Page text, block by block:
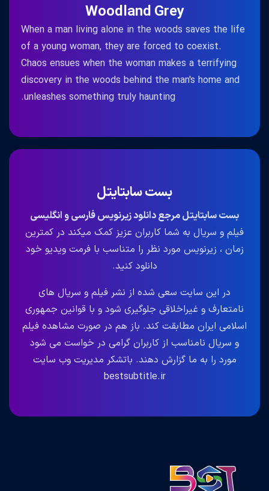
Woodland Grey
When a man living alone in the woods saves the life
of a young woman, they are forced to coexist.
Chaos ensues when the woman makes a terrifying
discovery in the woods behind the man's home and
unleashes something truly haunting.
بست سابتایتل
بست سابتایتل مرجع دانلود زیرنویس فارسی و انگلیسی
فیلم و سریال به شما کاربران عزیز کمک میکند در کمترین
زمان ، زیرنویس مورد نظر را متناسب با فرمت ویدیو خود
دانلود کنید.
در این سایت سعی شده از نشر فیلم و سریال های
نامتعارف و غیراخلاقی جلوگیری شود و با قوانین جمهوری
اسلامی ایران مطابقت کند. باز هم در صورت مشاهده فیلم
و سریال نامناسب از کاربران گرامی در خواست می شود
مورد را به ما گزارش دهند. باتشکر مدیریت وب سایت
bestsubtitle.ir